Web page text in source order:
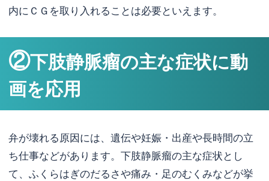
内にＣＧを取り入れることは必要といえます。
②下肢静脈瘤の主な症状に動
画を応用
弁が壊れる原因には、遺伝や妊娠・出産や長時間の立
ち仕事などがあります。下肢静脈瘤の主な症状とし
て、ふくらはぎのだるさや痛み・足のむくみなどが挙